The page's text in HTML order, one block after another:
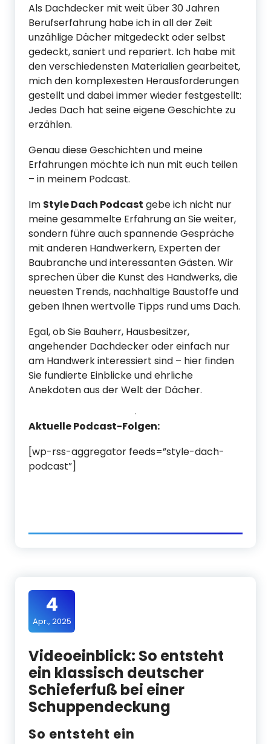
Als Dachdecker mit weit über 30 Jahren
Berufserfahrung habe ich in all der Zeit
unzählige Dächer mitgedeckt oder selbst
gedeckt, saniert und repariert. Ich habe mit
den verschiedensten Materialien gearbeitet,
mich den komplexesten Herausforderungen
gestellt und dabei immer wieder festgestellt:
Jedes Dach hat seine eigene Geschichte zu
erzählen.
Genau diese Geschichten und meine
Erfahrungen möchte ich nun mit euch teilen
– in meinem Podcast.
Im Style Dach Podcast gebe ich nicht nur
meine gesammelte Erfahrung an Sie weiter,
sondern führe auch spannende Gespräche
mit anderen Handwerkern, Experten der
Baubranche und interessanten Gästen. Wir
sprechen über die Kunst des Handwerks, die
neuesten Trends, nachhaltige Baustoffe und
geben Ihnen wertvolle Tipps rund ums Dach.
Egal, ob Sie Bauherr, Hausbesitzer,
angehender Dachdecker oder einfach nur
am Handwerk interessiert sind – hier finden
Sie fundierte Einblicke und ehrliche
Anekdoten aus der Welt der Dächer.
Aktuelle Podcast-Folgen:
[wp-rss-aggregator feeds=”style-dach-
podcast”]
4
Apr., 2025
Videoeinblick: So entsteht
ein klassisch deutscher
Schieferfuß bei einer
Schuppendeckung
So entsteht ein